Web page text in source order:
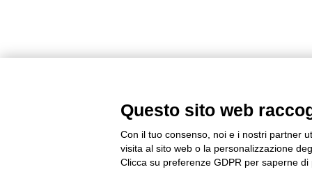
Questo sito web
Con il tuo consenso, noi e i nostri partner
visita al sito web o la personalizzazione
Clicca su preferenze GDPR per saperne di